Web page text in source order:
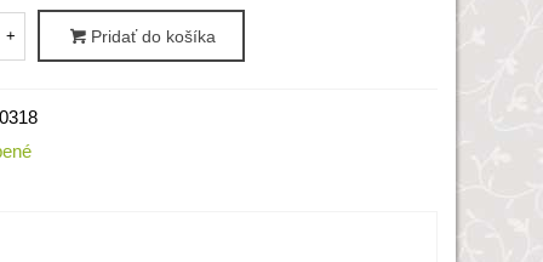
+ Pridať do košíka